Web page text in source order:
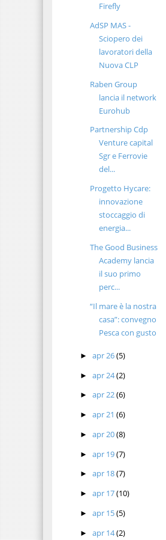
Firefly
AdSP MAS -
Sciopero dei
lavoratori della
Nuova CLP
Raben Group
lancia il network
Eurohub
Partnership Cdp
Venture capital
Sgr e Ferrovie
del...
Progetto Hycare:
innovazione
stoccaggio di
energia...
The Good Business
Academy lancia
il suo primo
perc...
“Il mare è la nostra
casa”: convegno
Pesca con gusto
►apr 26(5)
►apr 24(2)
►apr 22(6)
►apr 21(6)
►apr 20(8)
►apr 19(7)
►apr 18(7)
►apr 17(10)
►apr 15(5)
►apr 14(2)